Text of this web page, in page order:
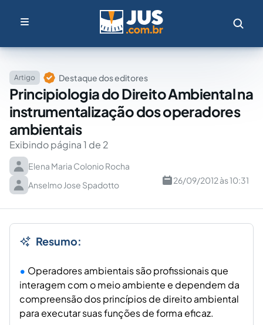
Artigo Destaque dos editores
Principiologia do Direito Ambiental na
instrumentalização dos operadores
ambientais
Exibindo página 1 de 2
Elena Maria Colonio Rocha
Anselmo Jose Spadotto
26/09/2012 às 10:31
Resumo:
Operadores ambientais são profissionais que
interagem com o meio ambiente e dependem da
compreensão dos princípios de direito ambiental
para executar suas funções de forma eficaz.